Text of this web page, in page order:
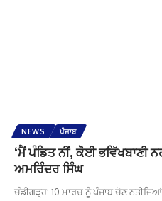
NEWS ਪੰਜਾਬ
‘ਮੈਂ ਪੰਡਿਤ ਨੀਂ, ਕੋਈ ਭਵਿੱਖਬਾਣੀ
ਅਮਰਿੰਦਰ ਸਿੰਘ
ਚੰਡੀਗੜ੍ਹ: 10 ਮਾਰਚ ਨੂੰ ਪੰਜਾਬ ਚੋਣ